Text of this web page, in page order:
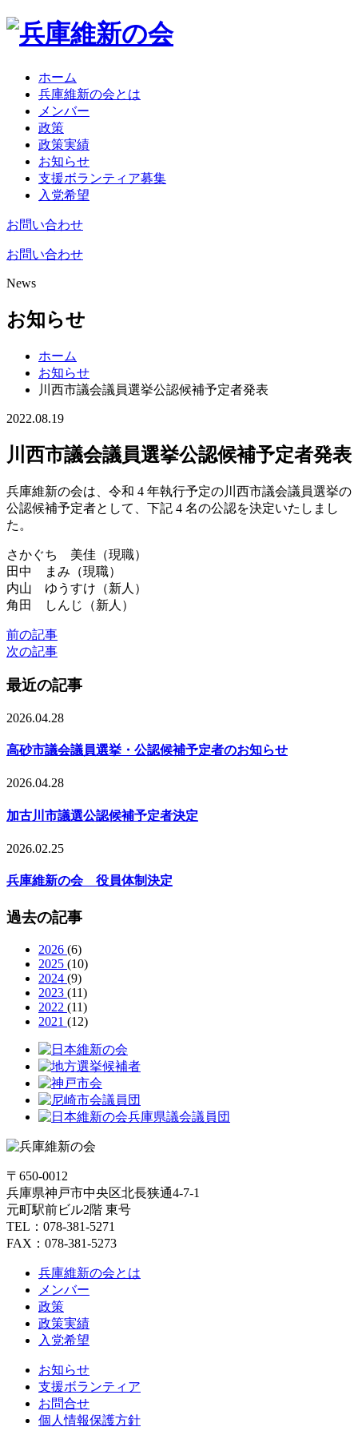
ホーム
兵庫維新の会とは
メンバー
政策
政策実績
お知らせ
支援ボランティア募集
入党希望
お問い合わせ
お問い合わせ
News
お知らせ
ホーム
お知らせ
川西市議会議員選挙公認候補予定者発表
2022.08.19
川西市議会議員選挙公認候補予定者発表
兵庫維新の会は、令和 4 年執行予定の川西市議会議員選挙の
公認候補予定者として、下記 4 名の公認を決定いたしまし
た。
さかぐち 美佳（現職）
田中 まみ（現職）
内山 ゆうすけ（新人）
角田 しんじ（新人）
前の記事
次の記事
最近の記事
2026.04.28
高砂市議会議員選挙・公認候補予定者のお知らせ
2026.04.28
加古川市議選公認候補予定者決定
2026.02.25
兵庫維新の会 役員体制決定
過去の記事
2026 (6)
2025 (10)
2024 (9)
2023 (11)
2022 (11)
2021 (12)
〒650-0012
兵庫県神戸市中央区北長狭通4-7-1
元町駅前ビル2階 東号
TEL：078-381-5271
FAX：078-381-5273
兵庫維新の会とは
メンバー
政策
政策実績
入党希望
お知らせ
支援ボランティア
お問合せ
個人情報保護方針